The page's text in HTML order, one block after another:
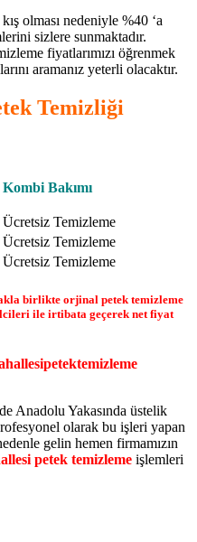
olması nedeniyle %40 ‘a
sizlere sunmaktadır.
fiyatlarımızı öğrenmek
aramanız yeterli olacaktır.
Temizliği
Kombi Bakımı
Ücretsiz Temizleme
Ücretsiz Temizleme
Ücretsiz Temizleme
birlikte orjinal petek temizleme
ile irtibata geçerek net fiyat
Anadolu Yakasında üstelik
olarak bu işleri yapan
gelin hemen firmamızın
petek temizleme işlemleri